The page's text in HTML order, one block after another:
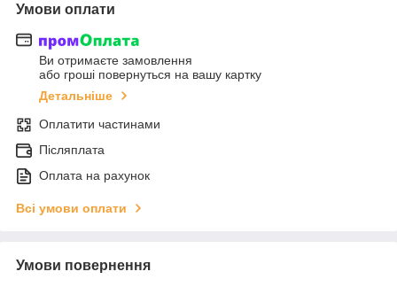
Умови оплати
Ви отримаєте замовлення
або гроші повернуться на вашу картку
Детальніше
Оплатити частинами
Післяплата
Оплата на рахунок
Всі умови оплати
Умови повернення